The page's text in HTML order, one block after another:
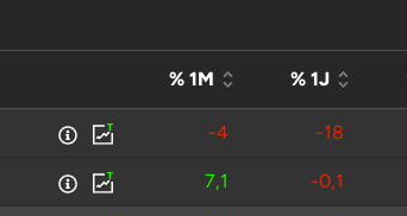
% 1M % 1J
-4 -18
7,1 -0,1